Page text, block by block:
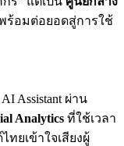
ร้อมต่อยอดสู่การใช้
Assistant ผ่าน
Analytics ที่ใช้เวลา
ยเข้าใจเสียงผู้